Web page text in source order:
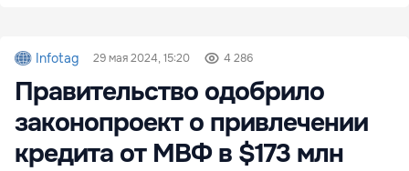
Infotag 29 мая 2024, 15:20 4 286
Правительство одобрило
законопроект о привлечении
кредита от МВФ в $173 млн